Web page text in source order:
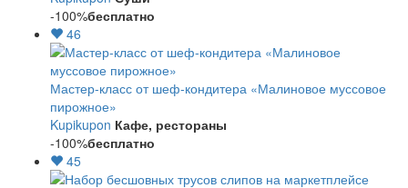
-100%бесплатно
46
Мастер-класс от шеф-кондитера «Малиновое муссовое
пирожное»
Kupikupon Кафе, рестораны
-100%бесплатно
45